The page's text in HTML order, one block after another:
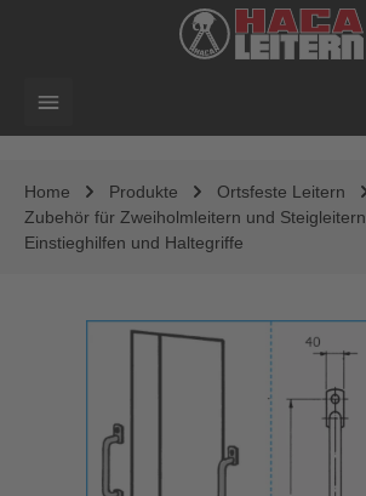
Home Produkte
Ortsfeste Leitern
Zubehör für Zweiholmleitern und Steigleitern
Einstieghilfen und Haltegriffe
Bildergalerie überspringen